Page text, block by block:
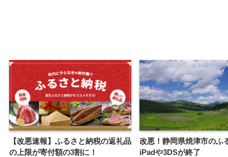
【改悪速報】ふるさと納税の返礼品
の上限が寄付額の3割に！
改悪！静岡県焼津市のふ
iPadや3DSが終了